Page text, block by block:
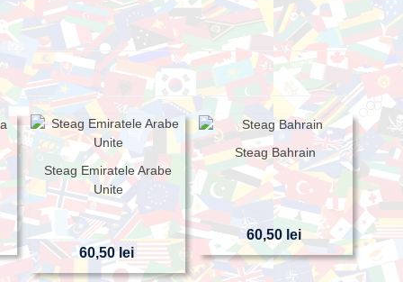
Steag Emiratele Arabe
Unite
60,50 lei
Steag Bahrain
60,50 lei